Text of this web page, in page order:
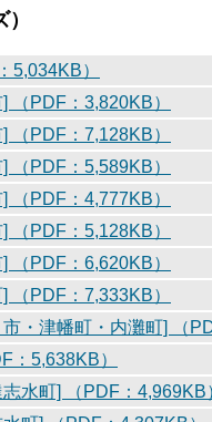
5,034KB）
（PDF：3,820KB）
（PDF：7,128KB）
（PDF：5,589KB）
（PDF：4,777KB）
（PDF：5,128KB）
（PDF：6,620KB）
（PDF：7,333KB）
・津幡町・内灘町] （
：5,638KB）
水町] （PDF：4,969KB